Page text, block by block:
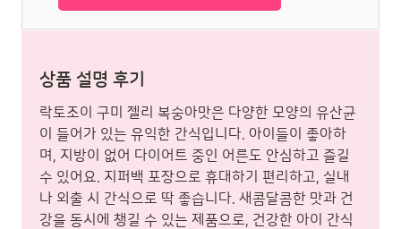
상품 설명 후기
락토조이 구미 젤리 복숭아맛은 다양한 모양의 유산균
이 들어가 있는 유익한 간식입니다. 아이들이 좋아하
며, 지방이 없어 다이어트 중인 어른도 안심하고 즐길
수 있어요. 지퍼백 포장으로 휴대하기 편리하고, 실내
나 외출 시 간식으로 딱 좋습니다. 새콤달콤한 맛과 건
강을 동시에 챙길 수 있는 제품으로, 건강한 아이 간식